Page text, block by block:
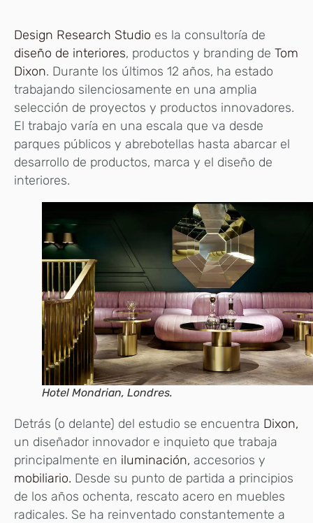
Design Research Studio es la consultoría de
diseño de interiores, productos y branding de Tom
Dixon. Durante los últimos 12 años, ha estado
trabajando silenciosamente en una amplia
selección de proyectos y productos innovadores.
El trabajo varía en una escala que va desde
parques públicos y abrebotellas hasta abarcar el
desarrollo de productos, marca y el diseño de
interiores.
Hotel Mondrian, Londres.
Detrás (o delante) del estudio se encuentra Dixon,
un diseñador innovador e inquieto que trabaja
principalmente en iluminación, accesorios y
mobiliario. Desde su punto de partida a principios
de los años ochenta, rescato acero en muebles
radicales. Se ha reinventado constantemente a